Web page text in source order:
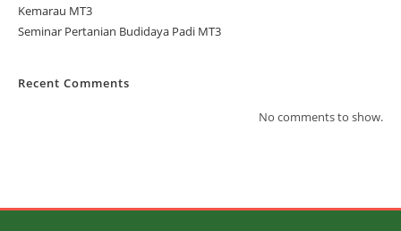
Kemarau MT3
Seminar Pertanian Budidaya Padi MT3
Recent Comments
No comments to show.